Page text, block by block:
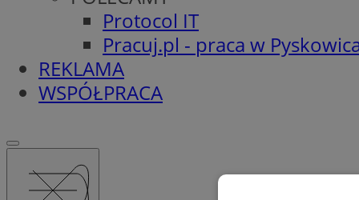
Protocol IT
Pracuj.pl - praca w
REKLAMA
WSPÓŁPRACA